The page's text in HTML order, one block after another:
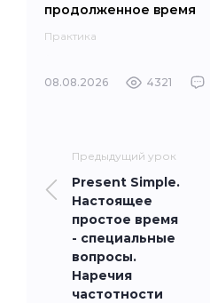
продолженное время
Практика
08.08.2026 4321
Предыдущий урок
Present Simple.
Настоящее
простое время
- специальные
вопросы.
Наречия
частотности